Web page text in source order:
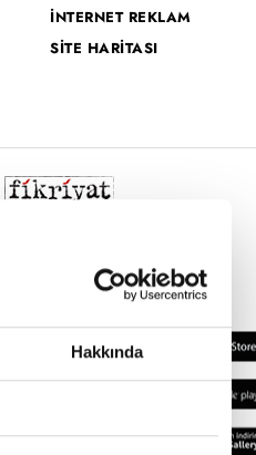
Hakkında
İNTERNET REKLAM
SİTE HARİTASI